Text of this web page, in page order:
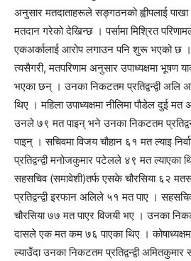
अनुसार मतदाताहरूले सङ्गठनको ह्वीपलाई
मतदान गरेको देखिन्छ । पर्सामा मिश्रित
एकअर्कालाई आरोप लगाउन पनि शुरू भएको छ ।
त्यसैगरी, मतपरिणाम अनुसार उपाध्यक्षमा भूषण
भएका छन् । उनका निकटतम प्रतिद्वन्द्वी अलि
थिए । महिला उपाध्यक्षमा नीलिमा पौडेल दुई
उनले ७९ मत पाइन् भने उनका निकटतम
पाइन् । सचिवमा विजय चौहान ६१ मत ल्याइ
प्रतिद्वन्द्वी मनोजकुमार पटेलले ४९ मत ल्याएका
सहसचिव (समावेशी)तर्फ एसके चौरसिया ६२
प्रतिद्वन्द्वी इरफान अलिले ५१ मत पाए ।
चौरसिया ७७ मत पाएर विजयी भए । उनका
दासले एक मत कम ७६ पाएका थिए ।
ल्याउँदा उनका निकटतम प्रतिद्वन्द्वी